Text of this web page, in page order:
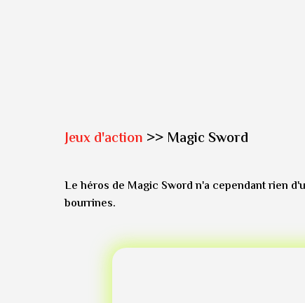
Jeux d'action >> Magic Sword
Le héros de Magic Sword n'a cependant rien
bourrines.